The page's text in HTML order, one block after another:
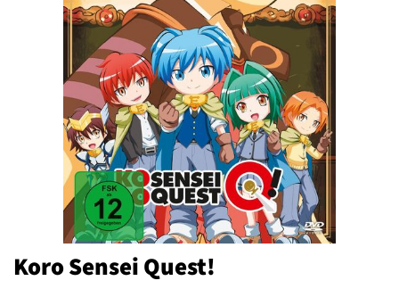
Koro Sensei Quest!